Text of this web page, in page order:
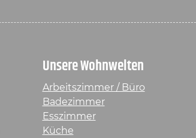
Unsere Wohnwelten
Arbeitszimmer / Büro
Badezimmer
Esszimmer
Küche